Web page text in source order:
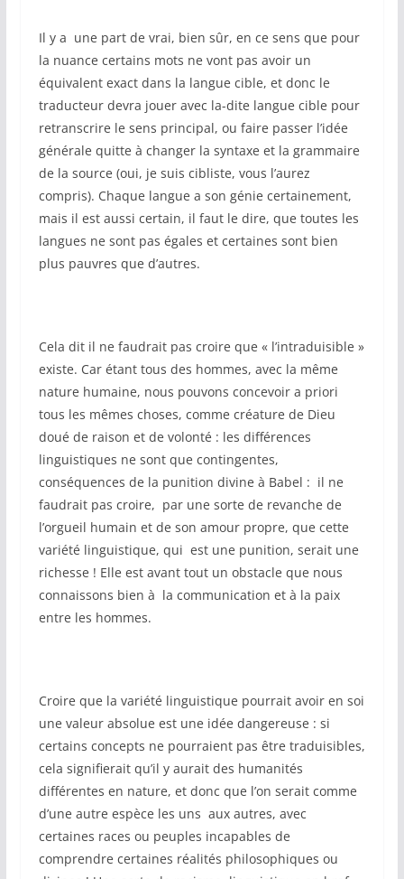
Il y a une part de vrai, bien sûr, en ce sens que pour
la nuance certains mots ne vont pas avoir un
équivalent exact dans la langue cible, et donc le
traducteur devra jouer avec la-dite langue cible pour
retranscrire le sens principal, ou faire passer l’idée
générale quitte à changer la syntaxe et la grammaire
de la source (oui, je suis cibliste, vous l’aurez
compris). Chaque langue a son génie certainement,
mais il est aussi certain, il faut le dire, que toutes les
langues ne sont pas égales et certaines sont bien
plus pauvres que d’autres.
Cela dit il ne faudrait pas croire que « l’intraduisible »
existe. Car étant tous des hommes, avec la même
nature humaine, nous pouvons concevoir a priori
tous les mêmes choses, comme créature de Dieu
doué de raison et de volonté : les différences
linguistiques ne sont que contingentes,
conséquences de la punition divine à Babel : il ne
faudrait pas croire, par une sorte de revanche de
l’orgueil humain et de son amour propre, que cette
variété linguistique, qui est une punition, serait une
richesse ! Elle est avant tout un obstacle que nous
connaissons bien à la communication et à la paix
entre les hommes.
Croire que la variété linguistique pourrait avoir en soi
une valeur absolue est une idée dangereuse : si
certains concepts ne pourraient pas être traduisibles,
cela signifierait qu’il y aurait des humanités
différentes en nature, et donc que l’on serait comme
d’une autre espèce les uns aux autres, avec
certaines races ou peuples incapables de
comprendre certaines réalités philosophiques ou